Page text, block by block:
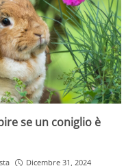
se un coniglio è
Dicembre 31, 2024